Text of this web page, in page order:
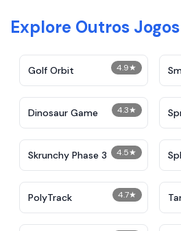
Explore Outros
4.9★
Golf Orbit
4.3★
Dinosaur Game
4.5★
Skrunchy Phase 3
4.7★
PolyTrack